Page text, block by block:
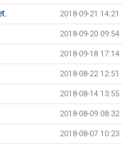
2018-09-21 14:21
2018-09-20 09:54
2018-09-18 17:14
2018-08-22 12:51
2018-08-14 13:55
2018-08-09 08:32
2018-08-07 10:23